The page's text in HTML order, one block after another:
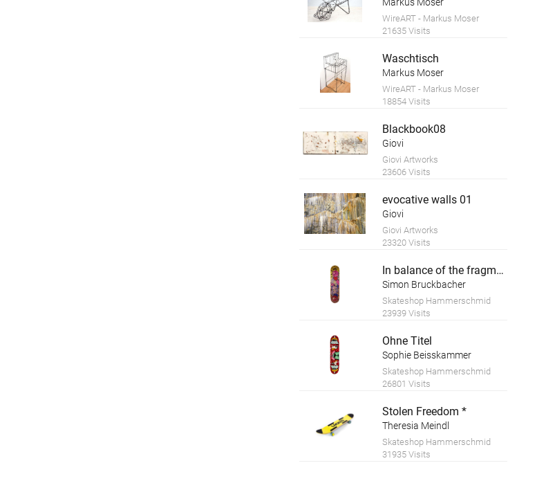
WireART - Markus Moser
21635 Visits
Waschtisch
Markus Moser
WireART - Markus Moser
18854 Visits
Blackbook08
Giovi
Giovi Artworks
23606 Visits
evocative walls 01
Giovi
Giovi Artworks
23320 Visits
In balance of the fragment
Simon Bruckbacher
Skateshop Hammerschmid
23939 Visits
Ohne Titel
Sophie Beisskammer
Skateshop Hammerschmid
26801 Visits
Stolen Freedom *
Theresia Meindl
Skateshop Hammerschmid
31935 Visits